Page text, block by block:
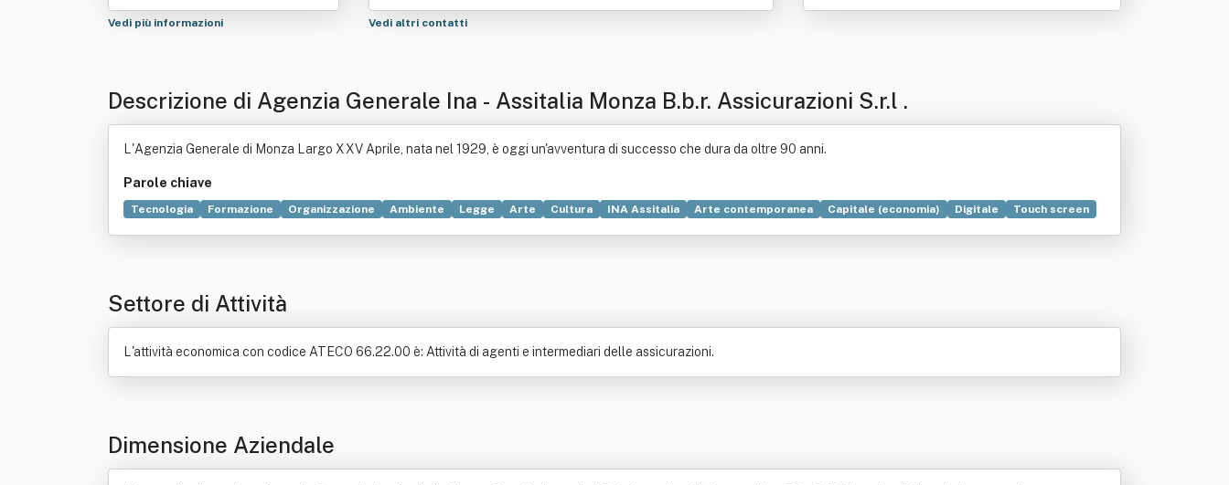
Vedi più informazioni Vedi altri contatti
Descrizione di Agenzia Generale Ina - Assitalia Monza B.b.r. Assicurazioni S.r.l .
L'Agenzia Generale di Monza Largo XXV Aprile, nata nel 1929, è oggi un'avventura di successo che dura da oltre 90 anni.
Parole chiave
Tecnologia Formazione Organizzazione Ambiente Legge Arte Cultura INA Assitalia Arte contemporanea Capitale (economia) Digitale
Touch screen
Settore di Attività
L'attività economica con codice ATECO 66.22.00 è: Attività di agenti e intermediari delle assicurazioni.
Dimensione Aziendale